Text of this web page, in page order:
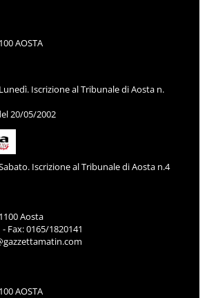
AOSTA
Iscrizione al Tribunale di Aosta n.
20/05/2002
Iscrizione al Tribunale di Aosta n.4
Aosta
Fax: 0165/1820141
AOSTA